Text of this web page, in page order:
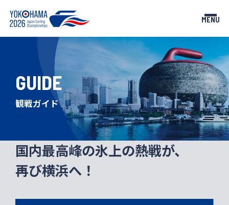
MENU
TOP
トップページ
NEWS
お知らせ
SCHEDULE
スケジュール
RESULTS
試合結果
GUIDE
TICKETS
チケット 大会パートナー
GUIDE
観戦ガイド
国内最高峰の氷上の熱戦が、
再び横浜へ！